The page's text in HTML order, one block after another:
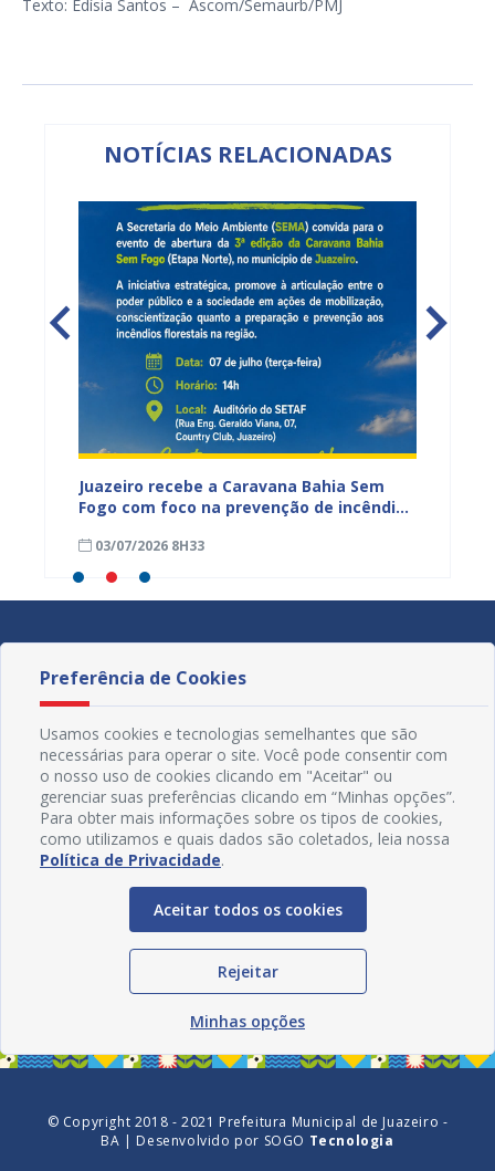
Texto: Edísia Santos – Ascom/Semaurb/PMJ
NOTÍCIAS RELACIONADAS
Juazeiro recebe a Caravana Bahia Sem
Fogo com foco na prevenção de incêndios
03/07/2026 8H33
Redes Sociais
© Copyright 2018 - 2021 Prefeitura Municipal de Juazeiro -
BA | Desenvolvido por SOGO Tecnologia
Preferência de Cookies
Usamos cookies e tecnologias semelhantes que são
necessárias para operar o site. Você pode consentir com
o nosso uso de cookies clicando em "Aceitar" ou
gerenciar suas preferências clicando em “Minhas opções”.
Para obter mais informações sobre os tipos de cookies,
como utilizamos e quais dados são coletados, leia nossa
Política de Privacidade.
Aceitar todos os cookies
Rejeitar
Minhas opções